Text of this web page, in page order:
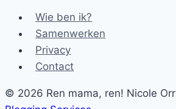
Wie ben ik?
Samenwerken
Privacy
Contact
© 2026 Ren mama, ren! Nicole